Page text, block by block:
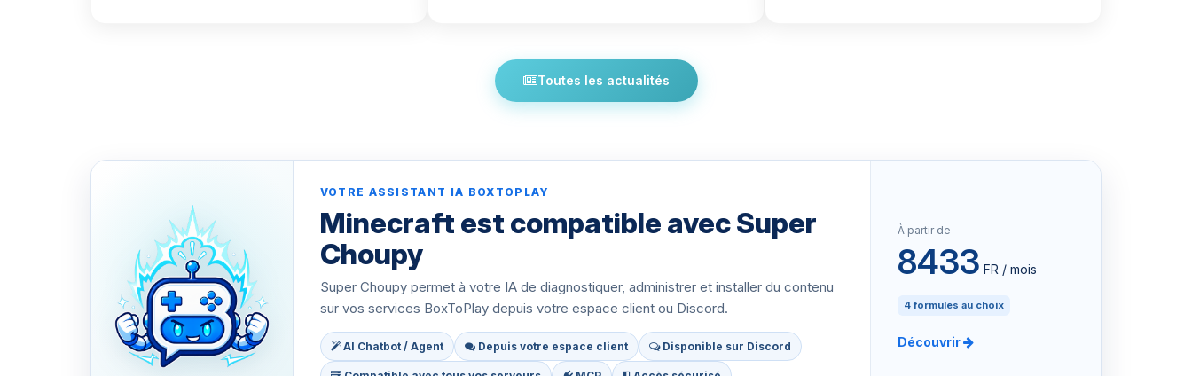
Toutes les actualités
VOTRE ASSISTANT IA BOXTOPLAY
Minecraft est compatible avec Super
Choupy
Super Choupy permet à votre IA de diagnostiquer, administrer et installer du contenu
sur vos services BoxToPlay depuis votre espace client ou Discord.
AI Chatbot / Agent Depuis votre espace client Disponible sur Discord
À partir de
8433 FR / mois
4 formules au choix
Découvrir